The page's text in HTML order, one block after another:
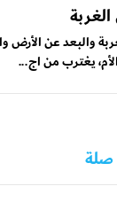
والبعد عن الأرض
يغترب من اج...
صلة